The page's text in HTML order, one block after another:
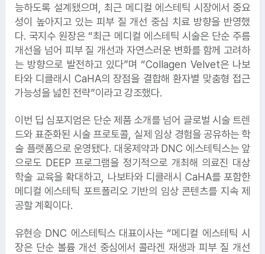
능하도록 설계됐으며, 최근 메디컬 에스테틱 시장에서 중요
성이 높아지고 있는 피부 질 개선 중심 치료 방향을 반영했
다. 국지수 원장은 “최근 메디컬 에스테틱 시술은 단순 주름
개선을 넘어 피부 질 개선과 자연스러운 변화를 함께 고려하
는 방향으로 발전하고 있다”며 “Collagen Velvet은 나보
타와 디클래시 CaHA의 장점을 결합해 환자별 맞춤형 접근
가능성을 넓힌 전략”이라고 강조했다.
이번 딥 심포지엄은 단순 제품 소개를 넘어 글로벌 시술 트렌
드와 표준화된 시술 프로토콜, 실제 임상 경험을 공유하는 학
술 플랫폼으로 운영됐다. 대웅제약과 DNC 에스테틱스는 앞
으로도 DEEP 프로그램을 정기적으로 개최해 의료진 대상
학술 교육을 확대하고, 나보타와 디클래시 CaHA를 포함한
메디컬 에스테틱 포트폴리오 기반의 임상 콘텐츠를 지속 제
공할 계획이다.
유현승 DNC 에스테틱스 대표이사는 “메디컬 에스테틱 시
장은 단순 볼륨 개선 중심에서 콜라겐 재생과 피부 질 개선
8.chanel
7.잡코리아